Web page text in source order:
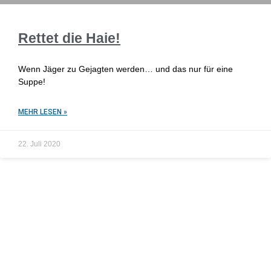
Rettet die Haie!
Wenn Jäger zu Gejagten werden… und das nur für eine
Suppe!
MEHR LESEN »
22. Juli 2020